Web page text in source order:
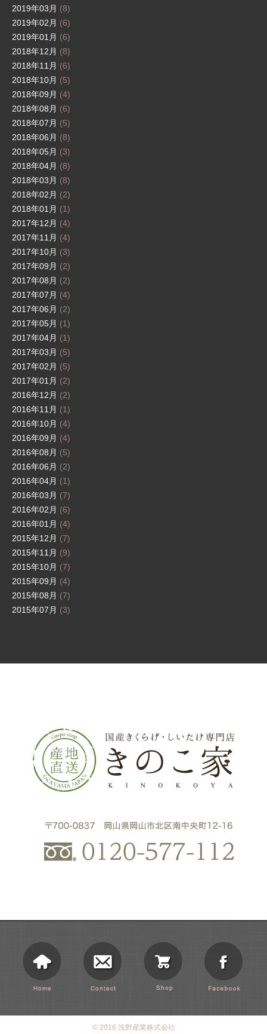
2019年03月 (8)
2019年02月 (6)
2019年01月 (6)
2018年12月 (8)
2018年11月 (6)
2018年10月 (5)
2018年09月 (4)
2018年08月 (6)
2018年07月 (5)
2018年06月 (8)
2018年05月 (3)
2018年04月 (8)
2018年03月 (8)
2018年02月 (2)
2018年01月 (1)
2017年12月 (4)
2017年11月 (4)
2017年10月 (3)
2017年09月 (2)
2017年08月 (2)
2017年07月 (4)
2017年06月 (2)
2017年05月 (1)
2017年04月 (1)
2017年03月 (5)
2017年02月 (5)
2017年01月 (2)
2016年12月 (2)
2016年11月 (1)
2016年10月 (4)
2016年09月 (4)
2016年08月 (5)
2016年06月 (2)
2016年04月 (1)
2016年03月 (7)
2016年02月 (6)
2016年01月 (4)
2015年12月 (7)
2015年11月 (9)
2015年10月 (7)
2015年09月 (4)
2015年08月 (7)
2015年07月 (3)
© 2016 浅野産業株式会社